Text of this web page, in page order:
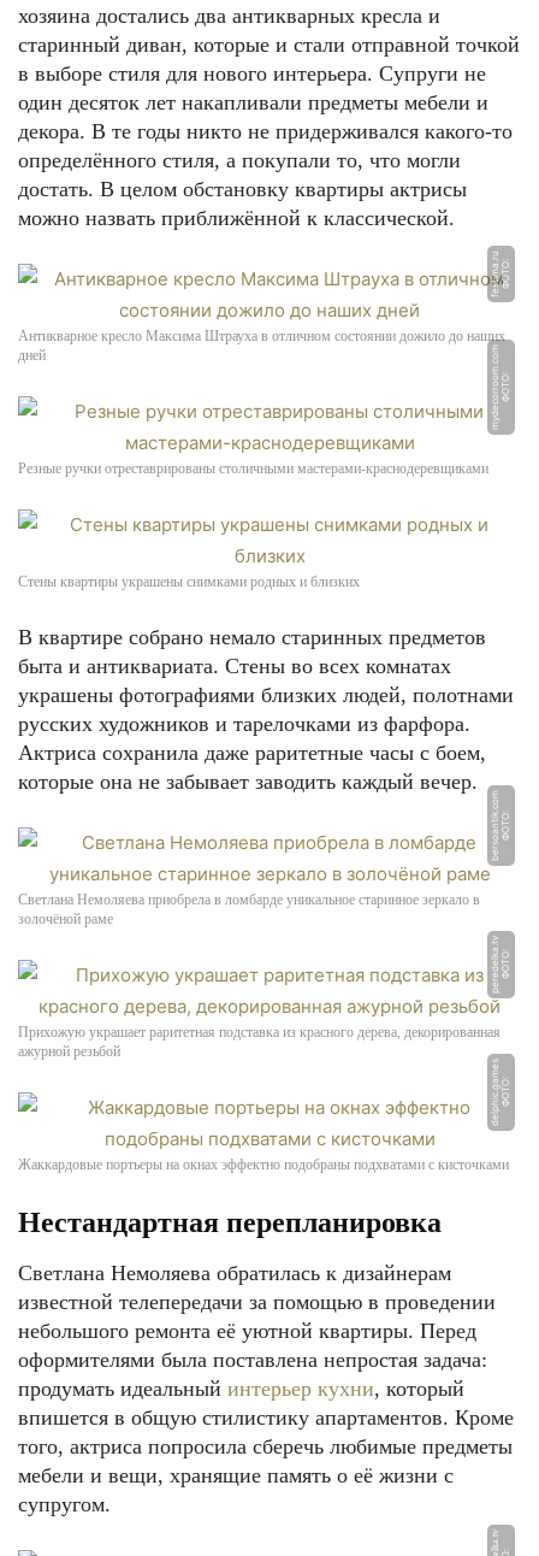
хозяина достались два антикварных кресла и
старинный диван, которые и стали отправной точкой
в выборе стиля для нового интерьера. Супруги не
один десяток лет накапливали предметы мебели и
декора. В те годы никто не придерживался какого-то
определённого стиля, а покупали то, что могли
достать. В целом обстановку квартиры актрисы
можно назвать приближённой к классической.
Ф
О
Т
О:
f
e
s
ti
m
a.
r
u
Антикварное кресло Максима Штрауха в отличном состоянии дожило до наших
дней
Ф
О
Т
О:
m
y
d
e
c
o
r
r
o
o
m.
c
o
m
Резные ручки отреставрированы столичными мастерами-краснодеревщиками
Стены квартиры украшены снимками родных и близких
В квартире собрано немало старинных предметов
быта и антиквариата. Стены во всех комнатах
украшены фотографиями близких людей, полотнами
русских художников и тарелочками из фарфора.
Актриса сохранила даже раритетные часы с боем,
которые она не забывает заводить каждый вечер.
Ф
О
Т
О:
b
e
r
s
o
a
n
ti
k.
c
o
m
Светлана Немоляева приобрела в ломбарде уникальное старинное зеркало в
золочёной раме
Ф
О
Т
О:
p
e
r
e
d
el
k
a.
t
v
Прихожую украшает раритетная подставка из красного дерева, декорированная
ажурной резьбой
Ф
О
Т
О:
d
el
p
hi
c.
g
a
m
e
s
Жаккардовые портьеры на окнах эффектно подобраны подхватами с кисточками
Нестандартная перепланировка
Светлана Немоляева обратилась к дизайнерам
известной телепередачи за помощью в проведении
небольшого ремонта её уютной квартиры. Перед
оформителями была поставлена непростая задача:
продумать идеальный интерьер кухни, который
впишется в общую стилистику апартаментов. Кроме
того, актриса попросила сберечь любимые предметы
мебели и вещи, хранящие память о её жизни с
супругом.